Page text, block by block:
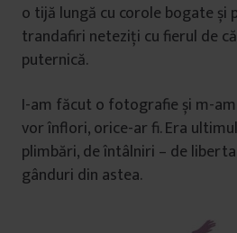
o tijă lungă cu corole bogate și
trandafiri neteziți cu fierul de
puternică.
I-am făcut o fotografie și m-
vor înflori, orice-ar fi. Era
plimbări, de întâlniri – de
gânduri din astea.